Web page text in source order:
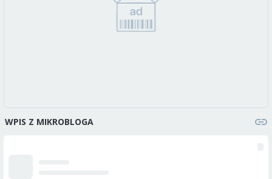
WPIS Z MIKROBLOGA